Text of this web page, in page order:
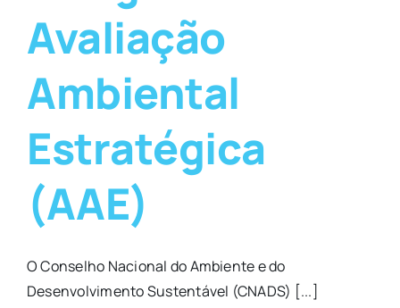
Avaliação
Ambiental
Estratégica
(AAE)
O Conselho Nacional do Ambiente e do
Desenvolvimento Sustentável (CNADS) [...]